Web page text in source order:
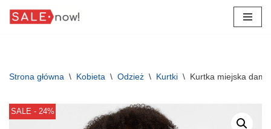
Strona główna \ Kobieta \ Odzież \ Kurtki \ Kurtka miejska
SALE - 24%